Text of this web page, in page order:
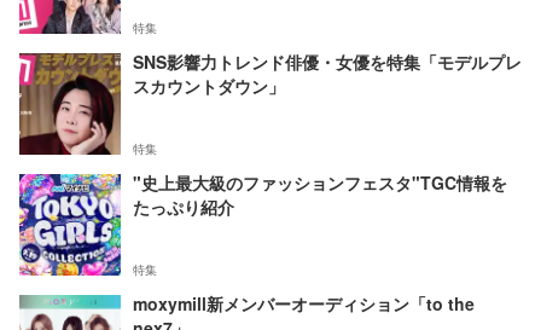
特集
SNS影響力トレンド俳優・女優を特集「モデルプレ
スカウントダウン」
特集
"史上最大級のファッションフェスタ"TGC情報を
たっぷり紹介
特集
moxymill新メンバーオーディション「to the